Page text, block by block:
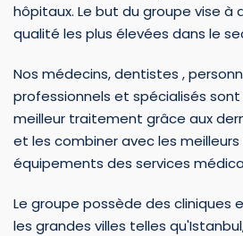
hôpitaux. Le but du groupe vise à
qualité les plus élevées dans le
Nos médecins, dentistes ,
professionnels et spécialisés
meilleur traitement grâce aux
et les combiner avec les
équipements des services
Le groupe possède des cliniques
les grandes villes telles